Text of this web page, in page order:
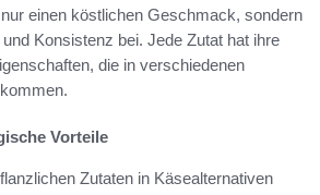
einen köstlichen Geschmack, sondern
Konsistenz bei. Jede Zutat hat ihre
die in verschiedenen
Vorteile
Zutaten in Käsealternativen